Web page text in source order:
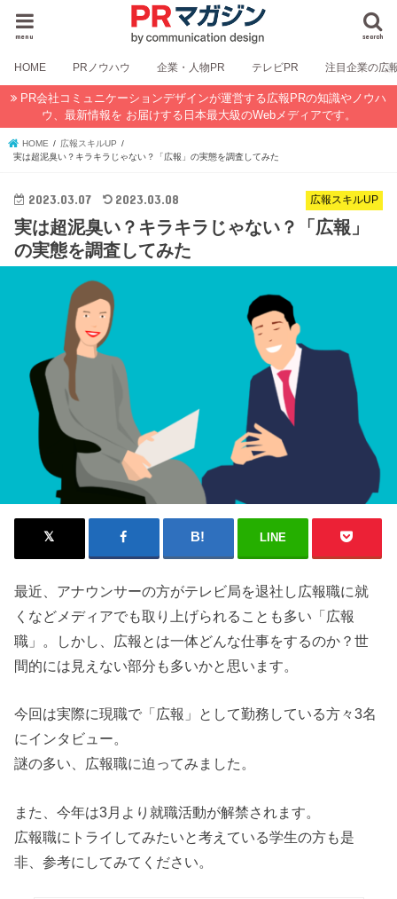
search
menu
HOME PRノウハウ 企業・人物PR テレビPR 注目企業の広
PR会社コミュニケーションデザインが運営する広報PRの知識やノウハ
ウ、最新情報を お届けする日本最大級のWebメディアです。
HOME
広報スキルUP
実は超泥臭い？キラキラじゃない？「広報」の実態を調査してみた
広報スキルUP
2023.03.07 2023.03.08
実は超泥臭い？キラキラじゃない？「広報」
の実態を調査してみた
LINE
最近、アナウンサーの方がテレビ局を退社し広報職に就
くなどメディアでも取り上げられることも多い「広報
職」。しかし、広報とは一体どんな仕事をするのか？世
間的には見えない部分も多いかと思います。
今回は実際に現職で「広報」として勤務している方々3名
にインタビュー。
謎の多い、広報職に迫ってみました。
また、今年は3月より就職活動が解禁されます。
広報職にトライしてみたいと考えている学生の方も是
非、参考にしてみてください。